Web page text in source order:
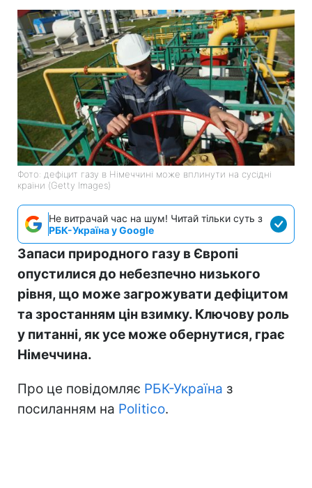
Фото: дефіцит газу в Німеччині може вплинути на сусідні
країни (Getty Images)
Не витрачай час на шум! Читай тільки суть з
РБК-Україна у Google
Запаси природного газу в Європі
опустилися до небезпечно низького
рівня, що може загрожувати дефіцитом
та зростанням цін взимку. Ключову роль
у питанні, як усе може обернутися, грає
Німеччина.
Про це повідомляє РБК-Україна з
посиланням на Politico.